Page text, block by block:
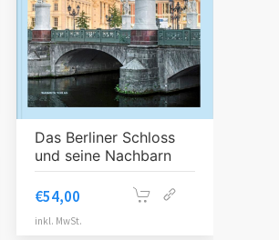
Das Berliner Schloss
und seine Nachbarn
€54,00
inkl. MwSt.